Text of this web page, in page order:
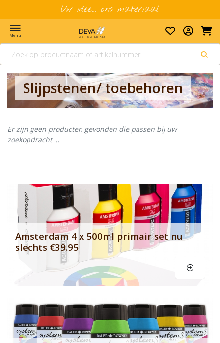
Uw idee... ons materiaal
menu
Menu
Slijpstenen/ toebehoren
Er zijn geen producten gevonden die passen bij uw
zoekopdracht …
Banner row 2
Amsterdam 4 x 500ml primair set nu
slechts €39.95